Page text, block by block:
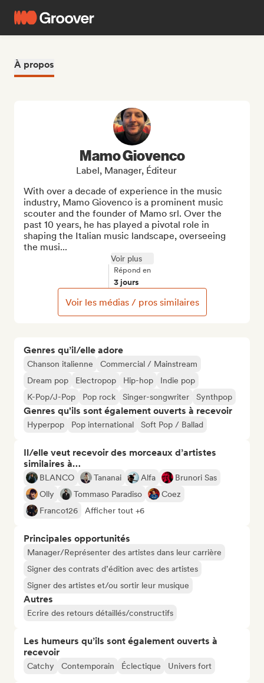
À propos
Genres qu’il/elle adore
Chanson italienne
Commercial / Mainstream
Dream pop
Electropop Hip-hop
Indie pop
K-Pop/J-Pop
Pop rock Singer-songwriter Synthpop
Genres qu'ils sont également ouverts à recevoir
Hyperpop Pop international Soft Pop / Ballad
Il/elle veut recevoir des morceaux d’artistes
similaires à…
BLANCO Tananai Alfa
Brunori Sas
Olly
Tommaso Paradiso
Coez
Franco126
Afficher tout +6
Principales opportunités
Manager/Représenter des artistes dans leur carrière
Signer des contrats d’édition avec des artistes
Signer des artistes et/ou sortir leur musique
Autres
Ecrire des retours détaillés/constructifs
Les humeurs qu’ils sont également ouverts à
recevoir
Catchy Contemporain Éclectique Univers fort
Mamo Giovenco
Label, Manager, Éditeur
With over a decade of experience in the music
industry, Mamo Giovenco is a prominent music
scouter and the founder of Mamo srl. Over the
past 10 years, he has played a pivotal role in
shaping the Italian music landscape, overseeing
the musi...
Voir plus
Répond en
3 jours
Voir les médias / pros similaires